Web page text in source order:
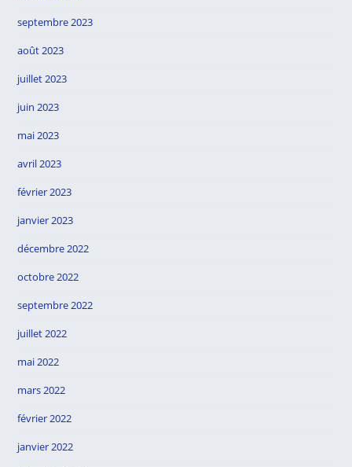
septembre 2023
août 2023
juillet 2023
juin 2023
mai 2023
avril 2023
février 2023
janvier 2023
décembre 2022
octobre 2022
septembre 2022
juillet 2022
mai 2022
mars 2022
février 2022
janvier 2022